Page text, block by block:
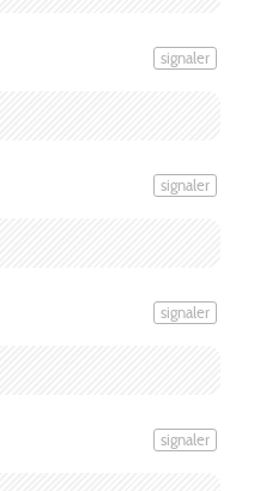
signaler
signaler
signaler
signaler